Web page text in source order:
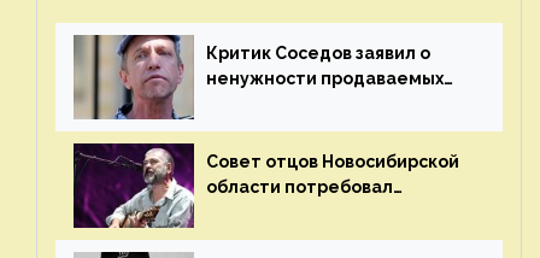
Критик Соседов заявил о
ненужности продаваемых
Совет отцов Новосибирской
области потребовал
«Сплин»